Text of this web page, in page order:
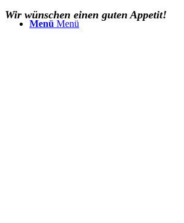
Menü Menü
Wir wünschen einen guten Appetit!